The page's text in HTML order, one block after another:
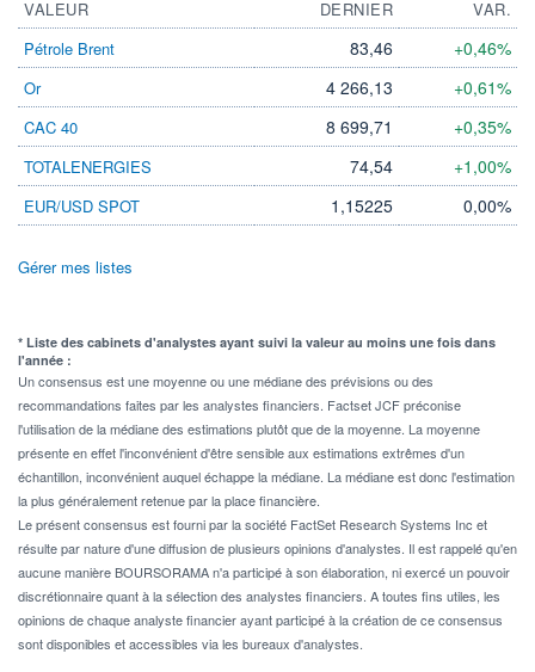
VALEUR DERNIER
VAR.
Pétrole Brent
83,46 +0,46%
Or 4 266,13 +0,61%
CAC 40 8 699,71 +0,35%
TOTALENERGIES 74,54 +1,00%
EUR/USD SPOT 1,15225 0,00%
Gérer mes listes
* Liste des cabinets d'analystes ayant suivi la valeur au moins une fois dans
l'année :
Un consensus est une moyenne ou une médiane des prévisions ou des
recommandations faites par les analystes financiers. Factset JCF préconise
l'utilisation de la médiane des estimations plutôt que de la moyenne. La moyenne
présente en effet l'inconvénient d'être sensible aux estimations extrêmes d'un
échantillon, inconvénient auquel échappe la médiane. La médiane est donc l'estimation
la plus généralement retenue par la place financière.
Le présent consensus est fourni par la société FactSet Research Systems Inc et
résulte par nature d'une diffusion de plusieurs opinions d'analystes. Il est rappelé qu'en
aucune manière BOURSORAMA n'a participé à son élaboration, ni exercé un pouvoir
discrétionnaire quant à la sélection des analystes financiers. A toutes fins utiles, les
opinions de chaque analyste financier ayant participé à la création de ce consensus
sont disponibles et accessibles via les bureaux d'analystes.